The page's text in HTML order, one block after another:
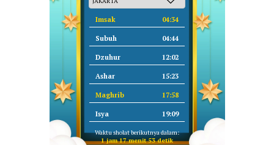
Imsak 04:34
Subuh 04:44
Dzuhur 12:02
Ashar 15:23
Maghrib 17:58
Isya 19:09
Waktu sholat berikutnya dalam:
1 jam 17 menit 53 detik